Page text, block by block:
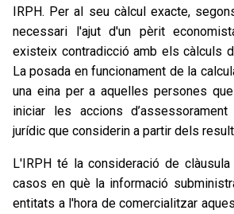
IRPH. Per al seu càlcul exacte,
necessari l'ajut d'un pèrit
existeix contradicció amb els càlculs
La posada en funcionament de la
una eina per a aquelles persones
iniciar les accions d’assessorament
jurídic que considerin a partir dels
L'IRPH té la consideració de
casos en què la informació
entitats a l'hora de comercialitzar